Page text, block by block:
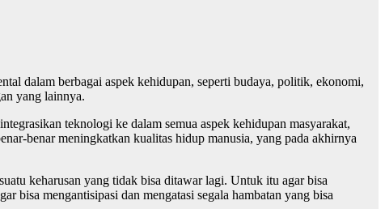
dalam berbagai aspek kehidupan, seperti budaya, politik, ekonomi,
yang lainnya.
teknologi ke dalam semua aspek kehidupan masyarakat,
benar meningkatkan kualitas hidup manusia, yang pada akhirnya
keharusan yang tidak bisa ditawar lagi. Untuk itu agar bisa
bisa mengantisipasi dan mengatasi segala hambatan yang bisa